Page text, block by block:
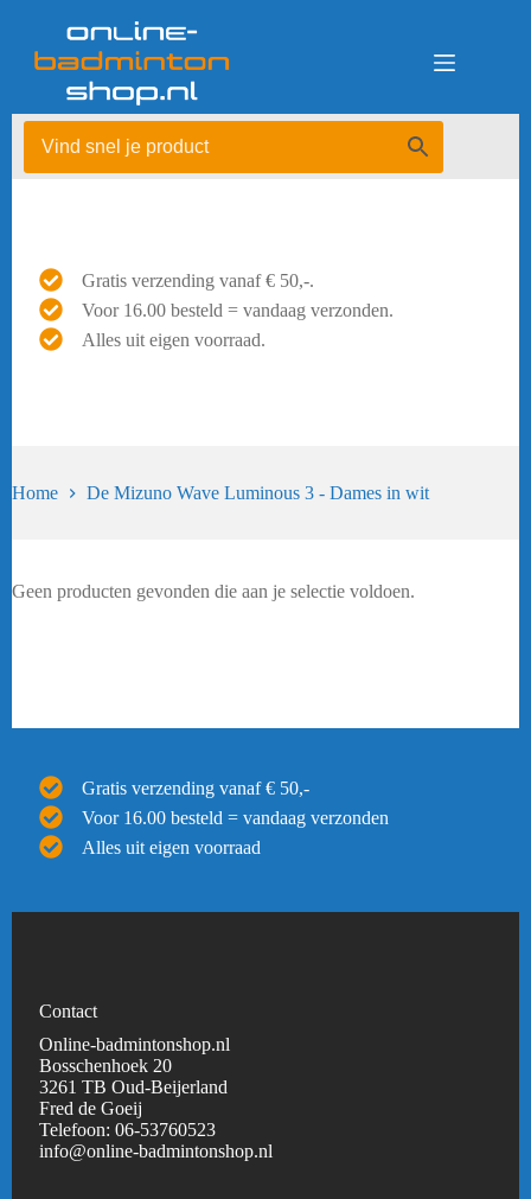
Gratis verzending vanaf € 50,-.
Voor 16.00 besteld = vandaag verzonden.
Alles uit eigen voorraad.
Home De Mizuno Wave Luminous 3 - Dames in wit
Geen producten gevonden die aan je selectie voldoen.
Gratis verzending vanaf € 50,-
Voor 16.00 besteld = vandaag verzonden
Alles uit eigen voorraad
Contact
Online-badmintonshop.nl
Bosschenhoek 20
3261 TB Oud-Beijerland
Fred de Goeij
Telefoon:06-53760523
info@online-badmintonshop.nl